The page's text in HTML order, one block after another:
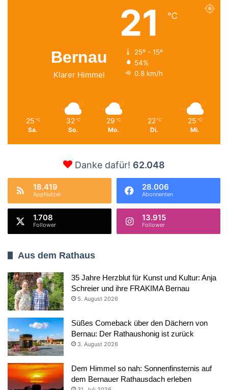
Bernau
Klarer Himmel
21 ℃
25º - 15º
54%
0.8 km/h
25 ℃
Sa.
32 ℃
So.
29 ℃
Mo.
22 ℃
Di.
25 ℃
Mi.
Danke dafür! 62.048
18.419
AppNutzer
28.006
Abonnenten
1.708
Follower
13.915
Follower
Aus dem Rathaus
35 Jahre Herzblut für Kunst und Kultur: Anja
Schreier und ihre FRAKIMA Bernau
5. August 2026
Süßes Comeback über den Dächern von
Bernau: Der Rathaushonig ist zurück
3. August 2026
Dem Himmel so nah: Sonnenfinsternis auf
dem Bernauer Rathausdach erleben